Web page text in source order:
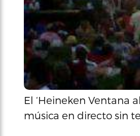
El ‘Heineken Ventana
música en directo sin